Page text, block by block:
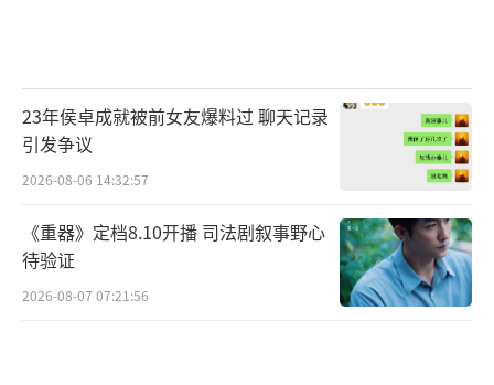
23年侯卓成就被前女友爆料过 聊天记录
引发争议
2026-08-06 14:32:57
《重器》定档8.10开播 司法剧叙事野心
待验证
2026-08-07 07:21:56